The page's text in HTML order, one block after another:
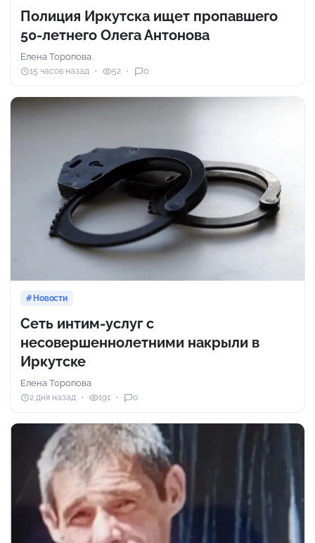
Полиция Иркутска ищет пропавшего
50-летнего Олега Антонова
Елена Торопова
15 часов назад 52 0
Новости
Сеть интим-услуг с
несовершеннолетними накрыли в
Иркутске
Елена Торопова
2 дня назад 191 0